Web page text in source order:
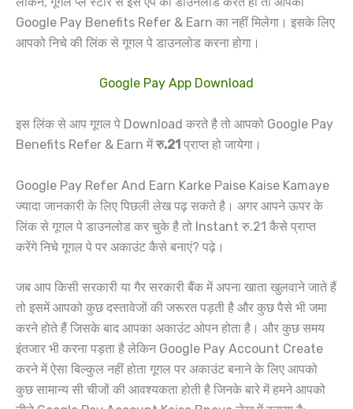
Google Pay Benefits Refer & Earn का नहीं मिलेगा। इसके लिए
आपको निचे की लिंक से गूगल पे डाउनलोड करना होगा।
Google Pay App Download
इस लिंक से आप गूगल पे Download करते है तो आपको Google Pay
Benefits Refer & Earn मेंरु.21 प्राप्त हो जायेगा।
Google Pay Refer And Earn Karke Paise Kaise Kamaye
ज्यादा जानकारी के लिए पिछली लेख पढ़ सकते है। अगर आपने ऊपर के
लिंक से गूगल पे डाउनलोड कर चुके है तो Instant रु.21 कैसे प्राप्त
करेंगे निचे गूगल पे पर अकाउंट कैसे बनाएं? पढ़े।
जब आप किसी सरकारी या गैर सरकारी बैंक में अपना खाता खुलवाने जाते हैं
तो इसमें आपको कुछ दस्तावेजों की जरूरत पड़ती है और कुछ पैसे भी जमा
करने होते हैं जिसके बाद आपका अकाउंट ओपन होता है। और कुछ समय
इंतजार भी करना पड़ता है लेकिन Google Pay Account Create
करने में ऐसा बिल्कुल नहीं होता गूगल पर अकाउंट बनाने के लिए आपको
कुछ सामान्य सी चीजों की आवश्यकता होती है जिनके बारे में हमने आपको